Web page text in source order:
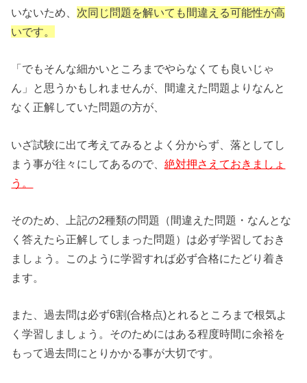
いないため、 次同じ問題を解いても間違える可能性が高
いです。
「でもそんな細かいところまでやらなくても良いじゃ
ん」と思うかもしれませんが、間違えた問題よりなんと
なく正解していた問題の方が、
いざ試験に出て考えてみるとよく分からず、落としてし
まう事が往々にしてあるので、絶対押さえておきましょ
う。
そのため、上記の2種類の問題（間違えた問題・なんとな
く答えたら正解してしまった問題）は必ず学習しておき
ましょう。このように学習すれば必ず合格にたどり着き
ます。
また、過去問は必ず6割(合格点)とれるところまで根気よ
く学習しましょう。そのためにはある程度時間に余裕を
もって過去問にとりかかる事が大切です。